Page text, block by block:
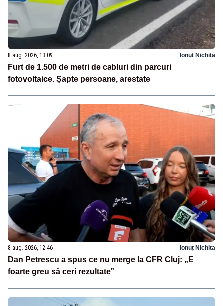
8 aug. 2026, 13:09 Ionuț Nichita
Furt de 1.500 de metri de cabluri din parcuri
fotovoltaice. Șapte persoane, arestate
8 aug. 2026, 12:46 Ionuț Nichita
Dan Petrescu a spus ce nu merge la CFR Cluj: „E
foarte greu să ceri rezultate”